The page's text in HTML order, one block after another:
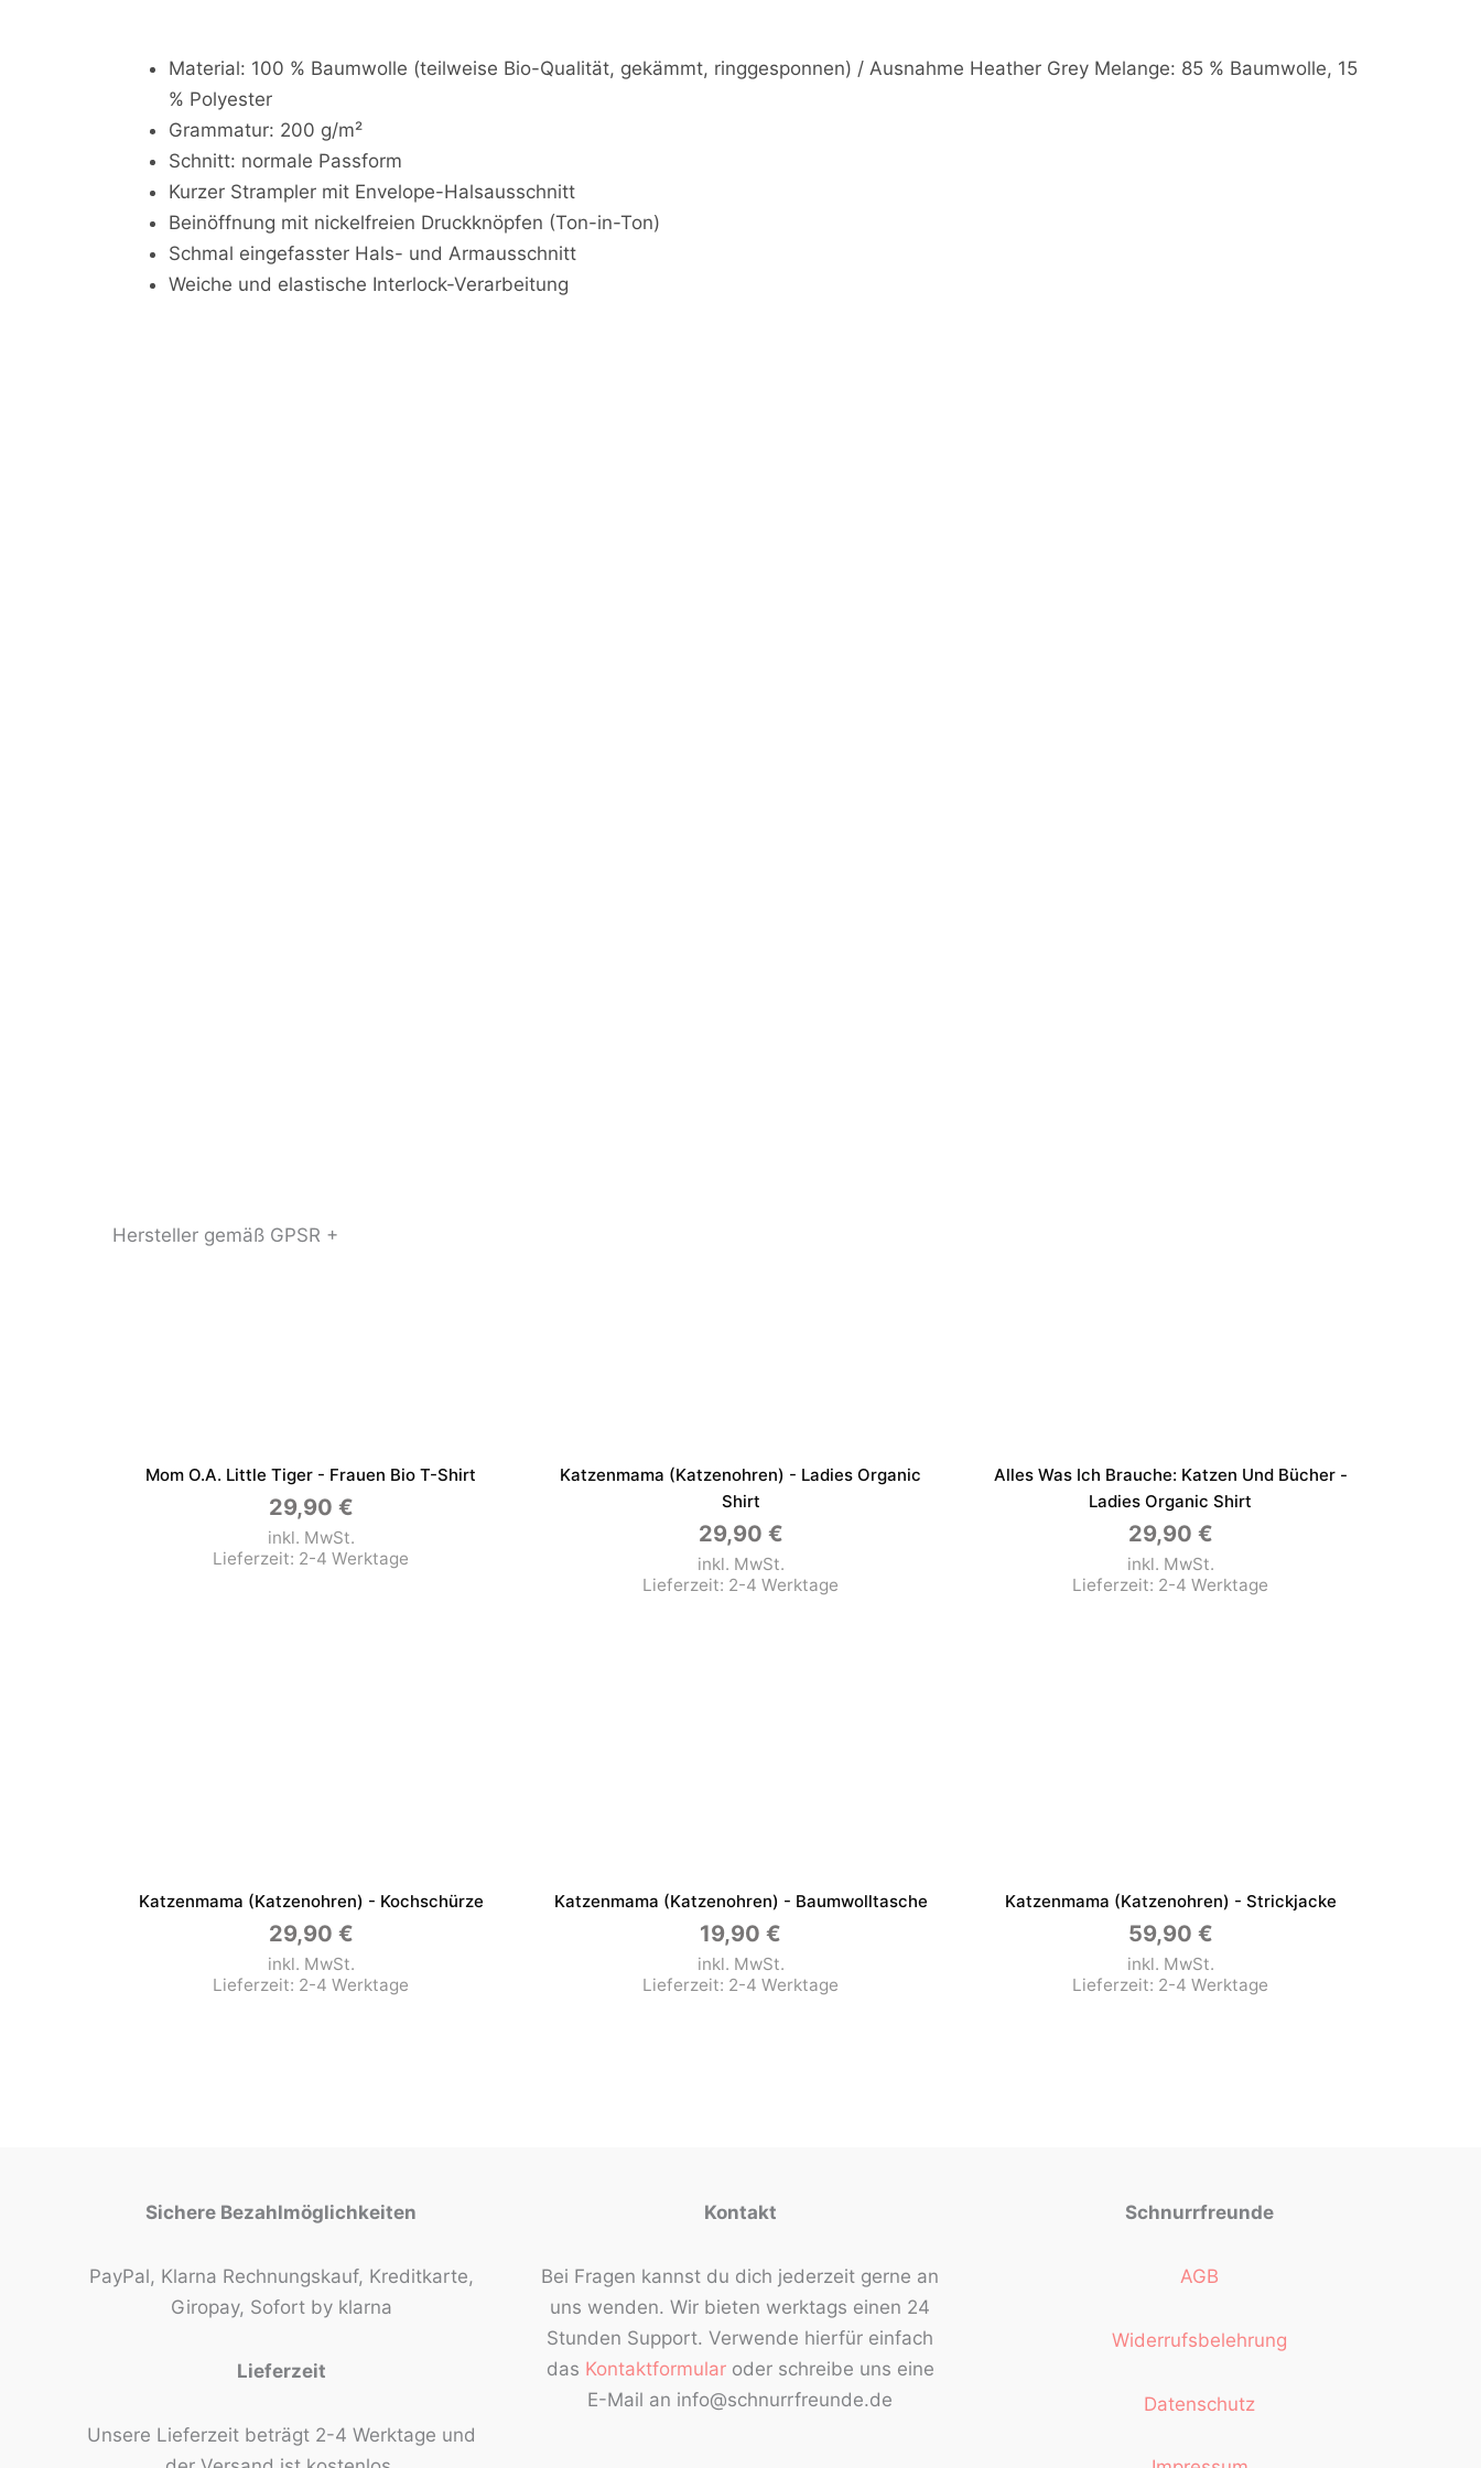
Material: 100 % Baumwolle (teilweise Bio-Qualität, gekämmt, ringgesponnen) / Ausnahme Heather Grey Melange: 85 % Baumwolle, 15
% Polyester
Grammatur: 200 g/m²
Schnitt: normale Passform
Kurzer Strampler mit Envelope-Halsausschnitt
Beinöffnung mit nickelfreien Druckknöpfen (Ton-in-Ton)
Schmal eingefasster Hals- und Armausschnitt
Weiche und elastische Interlock-Verarbeitung
Hersteller gemäß GPSR +
Mom O.a. Little Tiger - Frauen Bio T-Shirt
29,90 €
inkl. MwSt.
Lieferzeit: 2-4 Werktage
Katzenmama (Katzenohren) - Ladies Organic
Shirt
29,90 €
inkl. MwSt.
Lieferzeit: 2-4 Werktage
Alles Was Ich Brauche: Katzen Und Bücher -
Ladies Organic Shirt
29,90 €
inkl. MwSt.
Lieferzeit: 2-4 Werktage
Katzenmama (Katzenohren) - Kochschürze
29,90 €
inkl. MwSt.
Lieferzeit: 2-4 Werktage
Katzenmama (Katzenohren) - Baumwolltasche
19,90 €
inkl. MwSt.
Lieferzeit: 2-4 Werktage
Katzenmama (Katzenohren) - Strickjacke
59,90 €
inkl. MwSt.
Lieferzeit: 2-4 Werktage
Sichere Bezahlmöglichkeiten
PayPal, Klarna Rechnungskauf, Kreditkarte,
Giropay, Sofort by klarna
Lieferzeit
Unsere Lieferzeit beträgt 2-4 Werktage und
Kontakt
Bei Fragen kannst du dich jederzeit gerne an
uns wenden. Wir bieten werktags einen 24
Stunden Support. Verwende hierfür einfach
das Kontaktformularoder schreibe uns eine
E-Mail an info@schnurrfreunde.de
Schnurrfreunde
AGB
Widerrufsbelehrung
Datenschutz